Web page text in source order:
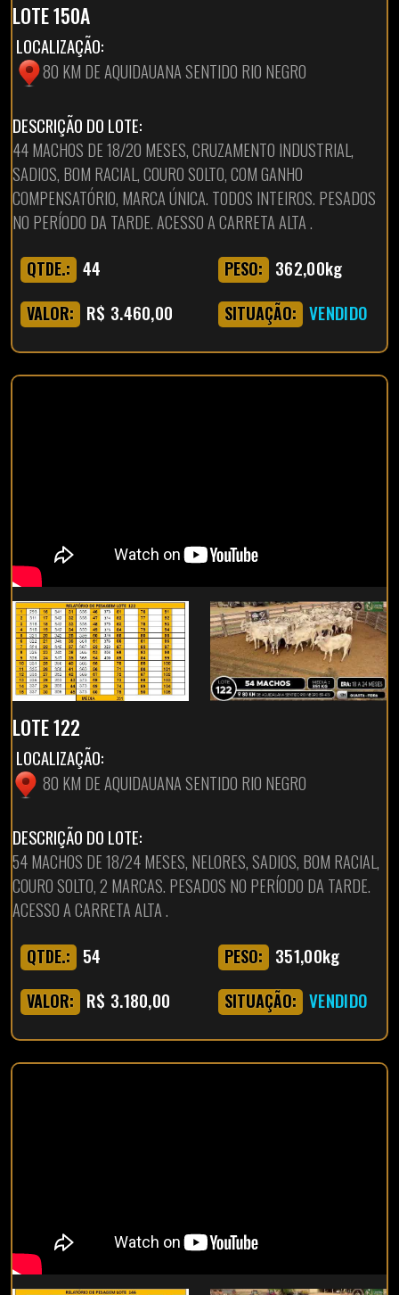
LOTE 150A
LOCALIZAÇÃO:
80 KM DE AQUIDAUANA SENTIDO RIO NEGRO
DESCRIÇÃO DO LOTE:
44 MACHOS DE 18/20 MESES, CRUZAMENTO INDUSTRIAL,
SADIOS, BOM RACIAL, COURO SOLTO, COM GANHO
COMPENSATÓRIO, MARCA ÚNICA. TODOS INTEIROS. PESADOS
NO PERÍODO DA TARDE. ACESSO A CARRETA ALTA .
QTDE.: 44 PESO: 362,00kg
VALOR: R$ 3.460,00 SITUAÇÃO: VENDIDO
LOTE 122
LOCALIZAÇÃO:
80 KM DE AQUIDAUANA SENTIDO RIO NEGRO
DESCRIÇÃO DO LOTE:
54 MACHOS DE 18/24 MESES, NELORES, SADIOS, BOM RACIAL,
COURO SOLTO, 2 MARCAS. PESADOS NO PERÍODO DA TARDE.
ACESSO A CARRETA ALTA .
QTDE.: 54 PESO: 351,00kg
VALOR: R$ 3.180,00 SITUAÇÃO: VENDIDO